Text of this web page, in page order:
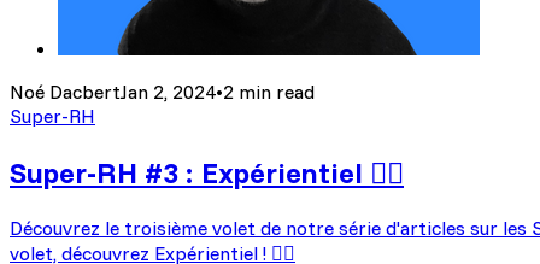
Noé DacbertJan 2, 2024•2 min read
Super-RH
Super-RH #3 : Expérientiel 🦸‍♂️
Découvrez le troisième volet de notre série d'articles sur
volet, découvrez Expérientiel ! 🦸‍♂️